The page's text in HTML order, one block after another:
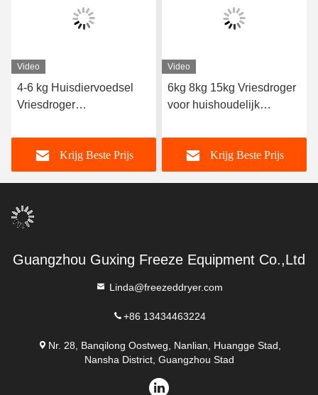
Video
4-6 kg Huisdiervoedsel
Vriesdroger
tot 50°C
Krijg Beste Prijs
Video
6kg 8kg 15kg Vriesdroger
voor huishoudelijk
Krijg Beste Prijs
Guangzhou Guxing Freeze Equipment Co.,Ltd
Linda@freezeddryer.com
+86 13434463224
Nr. 28, Banqilong Oostweg, Nanlian, Huangge Stad,
Nansha District, Guangzhou Stad